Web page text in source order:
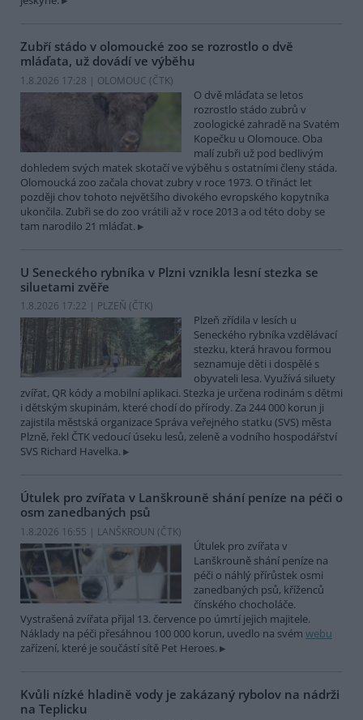
Zubří stádo v olomoucké zoo se rozrostlo o dvě
mláďata, už dovádí ve výběhu
1.8.2026 17:28 | OLOMOUC (ČTK)
O dvě mláďata se letos
rozrostlo stádo zubrů v
zoologické zahradě na Svatém
Kopečku u Olomouce. Oba
malí zubři už pod bedlivým
dohledem svých matek skotačí ve výběhu s ostatními členy stáda.
Olomoucká zoo začala chovat zubry v roce 1973. O třináct let
později chov tohoto největšího divokého evropského kopytníka
ukončila. Zubři se do zoo vrátili až v roce 2013 a od této doby se
tam narodilo 21 mláďat.
U Seneckého rybníka v Plzni vznikla lesní stezka se
siluetami zvěře
1.8.2026 17:22 | PLZEŇ (ČTK)
Plzeň zřídila v lesích u
Seneckého rybníka vzdělávací
stezku, která hravou formou
seznamuje děti i dospělé s
obyvateli lesa. Využívá siluety
zvířat, QR kódy a mobilní aplikaci. Stezka je určena rodinám s dětmi
i dětským skupinám, které chodí do přírody. Za 244 000 korun ji
zajistila městská organizace Správa veřejného statku (SVS) města
Plzně, řekl ČTK vedoucí úseku lesů, zeleně a vodního hospodářství
SVS Richard Havelka.
Útulek pro zvířata v Lanškrouně shání peníze na péči o
osm zanedbaných psů
1.8.2026 16:55 | LANŠKROUN (ČTK)
Útulek pro zvířata v
Lanškrouně shání peníze na
péči o náhlý přírůstek osmi
zanedbaných psů, kříženců
čínského chocholáče.
Vystrašená zvířata přijal 13. července po úmrtí jejich majitele.
Náklady na péči přesáhnou 100 000 korun, uvedlo na svém webu
zařízení, které je součástí sítě Pet Heroes.
Kvůli nízké hladině vody je zakázaný rybolov na nádrži
na Teplicku